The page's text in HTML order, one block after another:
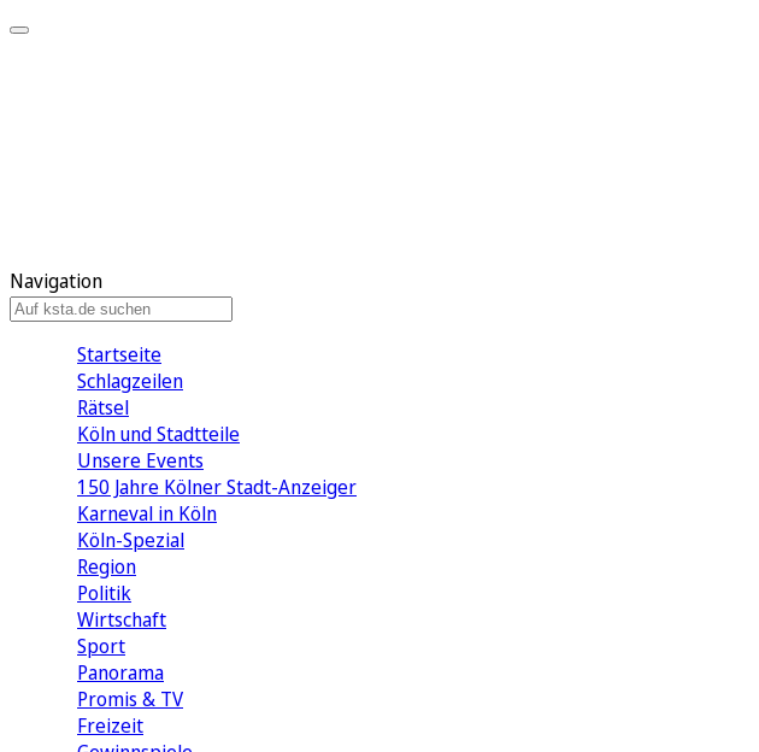
Navigation
Startseite
Schlagzeilen
Rätsel
Köln und Stadtteile
Unsere Events
150 Jahre Kölner Stadt-Anzeiger
Karneval in Köln
Köln-Spezial
Region
Politik
Wirtschaft
Sport
Panorama
Promis & TV
Freizeit